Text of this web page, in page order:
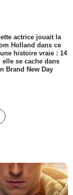
actrice jouait la
Holland dans ce
histoire vraie : 14
elle se cache dans
Brand New Day